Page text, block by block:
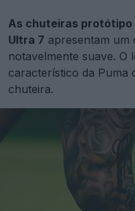
As chuteiras protótipo
Ultra 7 apresentam um
notavelmente suave. O
característico da Puma
chuteira.